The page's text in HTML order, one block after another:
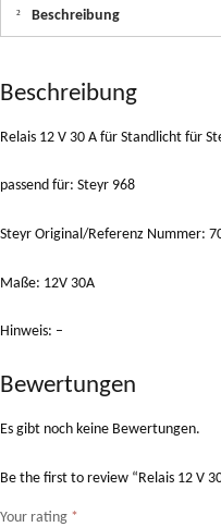
Beschreibung
Beschreibung
Relais 12 V 30 A für Standlicht für
passend für: Steyr 968
Steyr Original/Referenz Nummer:
Maße: 12V 30A
Hinweis: –
Bewertungen
Es gibt noch keine Bewertungen.
Be the first to review “Relais 12 V
Your rating *